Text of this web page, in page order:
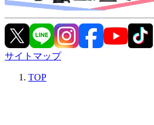
サイトマップ
TOP